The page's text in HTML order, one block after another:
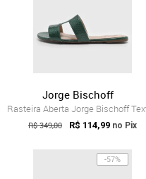
Jorge Bischoff
R$ 349,00 R$ 114,99 no Pix
-57%